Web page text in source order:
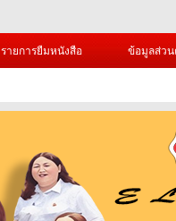
รายการยืมหนังสือ ข้อมูลส่ว